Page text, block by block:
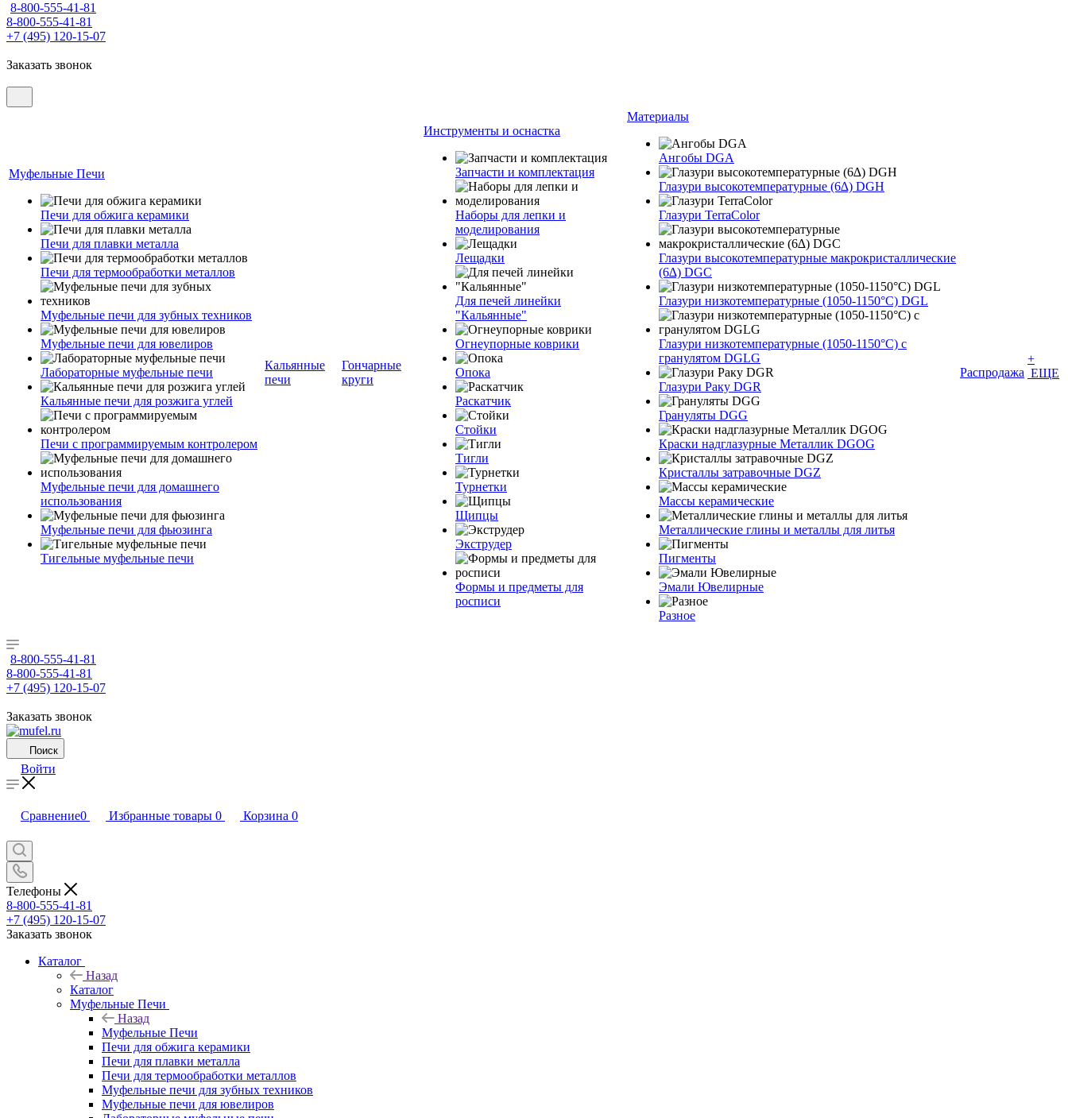
8-800-555-41-81
8-800-555-41-81
+7 (495) 120-15-07
Заказать звонок
Муфельные Печи
Печи для обжига керамики
Печи для плавки металла
Печи для термообработки металлов
Муфельные печи для зубных техников
Муфельные печи для ювелиров
Лабораторные муфельные печи
Кальянные печи для розжига углей
Печи с программируемым контролером
Муфельные печи для домашнего
использования
Муфельные печи для фьюзинга
Тигельные муфельные печи
Кальянные
печи
Гончарные
круги
Инструменты и оснастка
Запчасти и комплектация
Наборы для лепки и
моделирования
Лещадки
Для печей линейки
"Кальянные"
Огнеупорные коврики
Опока
Раскатчик
Стойки
Тигли
Турнетки
Щипцы
Экструдер
Формы и предметы для
росписи
Материалы
Ангобы DGA
Глазури высокотемпературные (6∆) DGH
Глазури TerraColor
Глазури высокотемпературные макрокристаллические
(6∆) DGC
Глазури низкотемпературные (1050-1150°С) DGL
Глазури низкотемпературные (1050-1150°С) с
гранулятом DGLG
Глазури Раку DGR
Грануляты DGG
Краски надглазурные Металлик DGOG
Кристаллы затравочные DGZ
Массы керамические
Металлические глины и металлы для литья
Пигменты
Эмали Ювелирные
Разное
Распродажа
+
ЕЩЕ
8-800-555-41-81
8-800-555-41-81
+7 (495) 120-15-07
Заказать звонок
Поиск
Войти
Сравнение0 Избранные товары 0 Корзина 0
Телефоны
8-800-555-41-81
+7 (495) 120-15-07
Заказать звонок
Каталог
Назад
Каталог
Муфельные Печи
Назад
Муфельные Печи
Печи для обжига керамики
Печи для плавки металла
Печи для термообработки металлов
Муфельные печи для зубных техников
Муфельные печи для ювелиров